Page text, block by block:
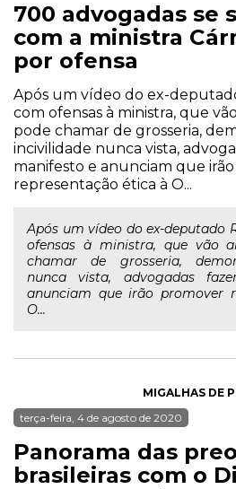
700 advogadas se
com a ministra
por ofensa
Após um vídeo do ex-
com ofensas à ministra, que
pode chamar de grosseria,
incivilidade nunca vista,
manifesto e anunciam que
representação ética à O...
Após um vídeo do ex-deputado
ofensas à ministra, que vão
chamar de grosseria,
nunca vista, advogadas
anunciam que irão promover
O...
MIGALHAS DE
terça-feira, 4 de agosto de 2020
Panorama das
brasileiras com o